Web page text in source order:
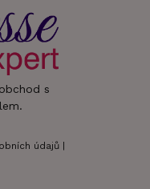
s
údajů |